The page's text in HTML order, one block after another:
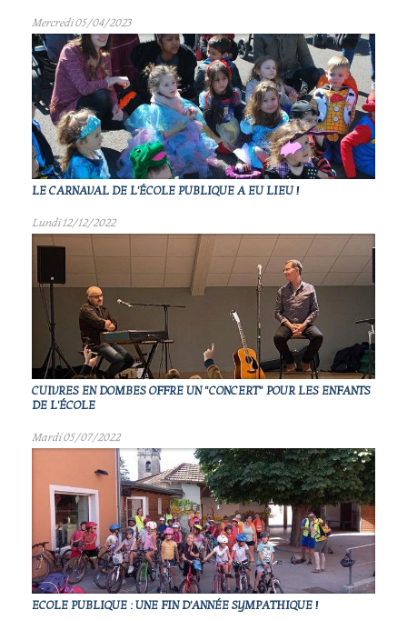
Mercredi 05/04/2023
LE CARNAVAL DE L'ÉCOLE PUBLIQUE A EU LIEU !
Lundi 12/12/2022
CUIVRES EN DOMBES OFFRE UN "CONCERT" POUR LES ENFANTS
DE L'ÉCOLE
Mardi 05/07/2022
ECOLE PUBLIQUE : UNE FIN D'ANNÉE SYMPATHIQUE !